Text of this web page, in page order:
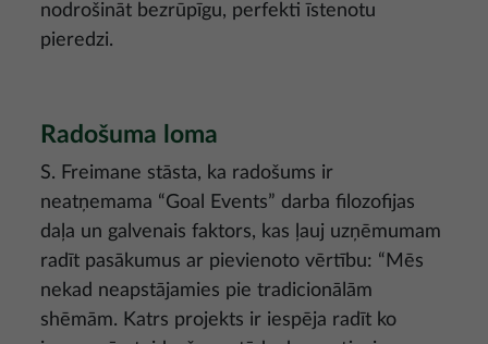
nodrošināt bezrūpīgu, perfekti īstenotu
pieredzi.
Radošuma loma
S. Freimane stāsta, ka radošums ir
neatņemama “Goal Events” darba filozofijas
daļa un galvenais faktors, kas ļauj uzņēmumam
radīt pasākumus ar pievienoto vērtību: “Mēs
nekad neapstājamies pie tradicionālām
shēmām. Katrs projekts ir iespēja radīt ko